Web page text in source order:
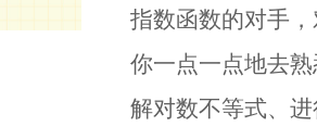
指数函数的对手
你一点一点地去
解对数不等式、